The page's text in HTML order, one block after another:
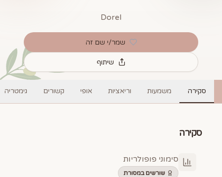
Dorel
שמר/י שם זה
שיתוף
סקירה משמעות וריאציות אופי קשורים גימטריה
סקירה
סימוני פופולריות
שורשים במסורת